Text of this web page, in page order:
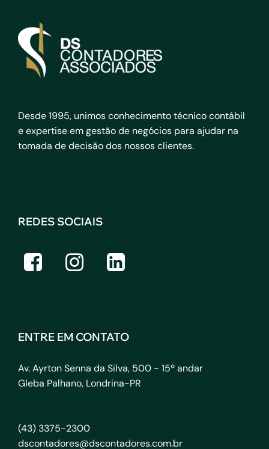
Desde 1995, unimos conhecimento técnico contábil
e expertise em gestão de negócios para ajudar na
tomada de decisão dos nossos clientes.
REDES SOCIAIS
ENTRE EM CONTATO
Av. Ayrton Senna da Silva, 500 - 15º andar
Gleba Palhano, Londrina-PR
(43) 3375-2300
dscontadores@dscontadores.com.br